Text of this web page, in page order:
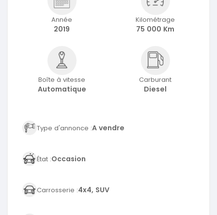
Année
2019
Kilométrage
75 000 Km
Boîte à vitesse
Automatique
Carburant
Diesel
Type d'annonce :A vendre
État :Occasion
Carrosserie :4x4, SUV